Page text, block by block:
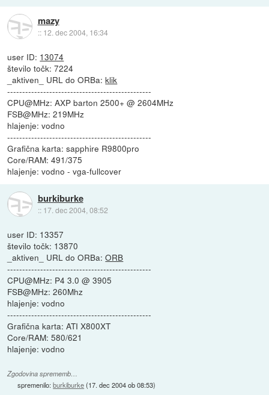
mazy
:: 12. dec 2004, 16:34
user ID: 13074
število točk: 7224
_aktiven_ URL do ORBa:klik
------------------------------------------------
CPU@MHz: AXP barton 2500+ @ 2604MHz
FSB@MHz: 219MHz
hlajenje: vodno
------------------------------------------------
Grafična karta: sapphire R9800pro
Core/RAM: 491/375
hlajenje: vodno - vga-fullcover
burkiburke
:: 17. dec 2004, 08:52
user ID: 13357
število točk: 13870
_aktiven_ URL do ORBa:ORB
------------------------------------------------
CPU@MHz: P4 3.0 @ 3905
FSB@MHz: 260Mhz
hlajenje: vodno
------------------------------------------------
Grafična karta: ATI X800XT
Core/RAM: 580/621
hlajenje: vodno
Zgodovina sprememb…
spremenilo:burkiburke(17. dec 2004 ob 08:53)